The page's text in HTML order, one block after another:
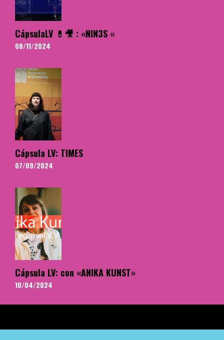
CápsulaLV 💊🎥 : «NIN3S «
08/11/2024
Cápsula LV: TIMES
07/09/2024
Cápsula LV: con «ANIKA KUNST»
10/04/2024